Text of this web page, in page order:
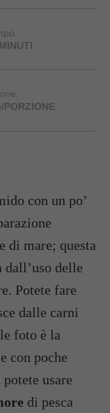
PORZIONE
con un po’
di mare; questa
dall’uso delle
Potete fare
dalle carni
foto è la
con poche
usare
di pesca